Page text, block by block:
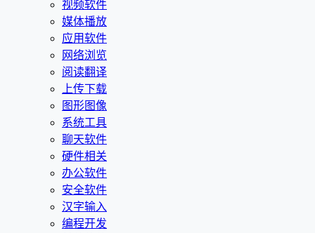
视频软件
媒体播放
应用软件
网络浏览
阅读翻译
上传下载
图形图像
系统工具
聊天软件
硬件相关
办公软件
安全软件
汉字输入
编程开发